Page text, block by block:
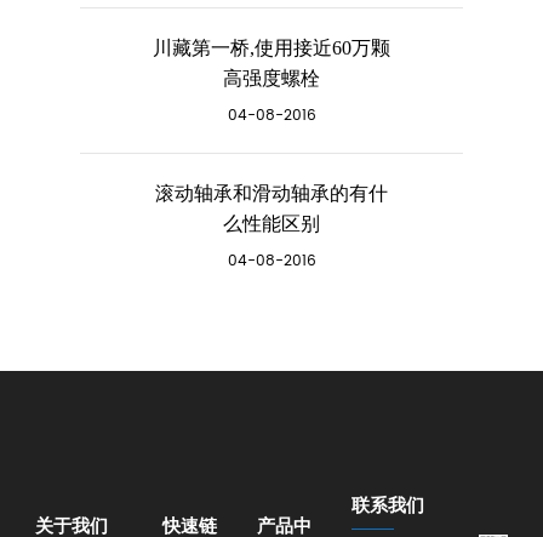
川藏第一桥,使用接近60万颗
高强度螺栓
04-08-2016
滚动轴承和滑动轴承的有什
么性能区别
04-08-2016
关于我们
快速链
产品中
联系我们